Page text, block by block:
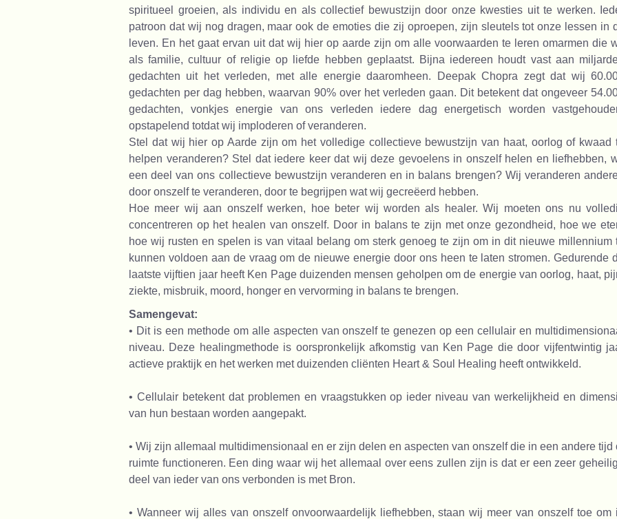
spiritueel groeien, als individu en als collectief bewustzijn door onze kwesties uit te werken.
patroon dat wij nog dragen, maar ook de emoties die zij oproepen, zijn sleutels tot onze lessen in
leven. En het gaat ervan uit dat wij hier op aarde zijn om alle voorwaarden te leren omarmen die
als familie, cultuur of religie op liefde hebben geplaatst. Bijna iedereen houdt vast aan
gedachten uit het verleden, met alle energie daaromheen. Deepak Chopra zegt dat wij
gedachten per dag hebben, waarvan 90% over het verleden gaan. Dit betekent dat ongeveer
gedachten, vonkjes energie van ons verleden iedere dag energetisch worden
opstapelend totdat wij imploderen of veranderen.
Stel dat wij hier op Aarde zijn om het volledige collectieve bewustzijn van haat, oorlog of kwaad
helpen veranderen? Stel dat iedere keer dat wij deze gevoelens in onszelf helen en liefhebben,
een deel van ons collectieve bewustzijn veranderen en in balans brengen? Wij veranderen
door onszelf te veranderen, door te begrijpen wat wij gecreëerd hebben.
Hoe meer wij aan onszelf werken, hoe beter wij worden als healer. Wij moeten ons nu
concentreren op het healen van onszelf. Door in balans te zijn met onze gezondheid, hoe we
hoe wij rusten en spelen is van vitaal belang om sterk genoeg te zijn om in dit nieuwe millennium
kunnen voldoen aan de vraag om de nieuwe energie door ons heen te laten stromen. Gedurende
laatste vijftien jaar heeft Ken Page duizenden mensen geholpen om de energie van oorlog, haat,
ziekte, misbruik, moord, honger en vervorming in balans te brengen.
Samengevat:
• Dit is een methode om alle aspecten van onszelf te genezen op een cellulair en
niveau. Deze healingmethode is oorspronkelijk afkomstig van Ken Page die door vijfentwintig
actieve praktijk en het werken met duizenden cliënten Heart & Soul Healing heeft ontwikkeld.
• Cellulair betekent dat problemen en vraagstukken op ieder niveau van werkelijkheid en
van hun bestaan worden aangepakt.
• Wij zijn allemaal multidimensionaal en er zijn delen en aspecten van onszelf die in een andere tijd
ruimte functioneren. Een ding waar wij het allemaal over eens zullen zijn is dat er een zeer
deel van ieder van ons verbonden is met Bron.
• Wanneer wij alles van onszelf onvoorwaardelijk liefhebben, staan wij meer van onszelf toe om